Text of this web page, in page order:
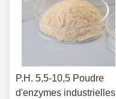
P.H. 5,5-10,5 Poudre
d'enzymes industrielles